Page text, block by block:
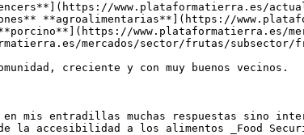
www.plataformatierra.es/
**agroalimentarias**](https://
www.plataformatierra.es/
mercados/sector/frutas/
creciente y con muy buenos vecinos.
en mis entradillas muchas respuestas sino
accesibilidad a los alimentos _Food